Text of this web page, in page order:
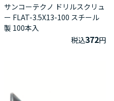
サンコーテクノ ドリルスクリュ
ー FLAT-3.5X13-100 スチール
製 100本入
税込372円